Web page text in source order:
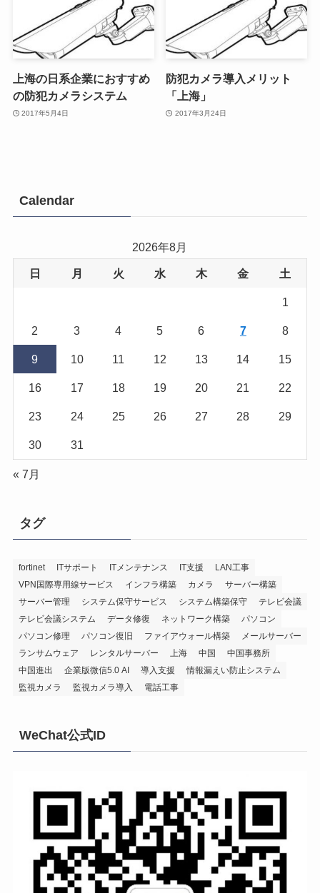
上海の日系企業におすすめ
の防犯カメラシステム
2017年5月4日
防犯カメラ導入メリット
「上海」
2017年3月24日
Calendar
2026年8月
日 月 火 水 木 金 土
1
2 3 4 5 6 7 8
9 10 11 12 13 14 15
16 17 18 19 20 21 22
23 24 25 26 27 28 29
30 31
« 7月
タグ
fortinet ITサポート ITメンテナンス IT支援
LAN工事
VPN国際専用線サービス
インフラ構築 カメラ
サーバー構築
サーバー管理
システム保守サービス システム構築保守
テレビ会議
テレビ会議システム
データ修復 ネットワーク構築
パソコン
パソコン修理
パソコン復旧 ファイアウォール構築
メールサーバー
ランサムウェア
レンタルサーバー 上海 中国
中国事務所
中国進出
企業版微信5.0 AI 導入支援
情報漏えい防止システム
監視カメラ
監視カメラ導入 電話工事
WeChat公式ID